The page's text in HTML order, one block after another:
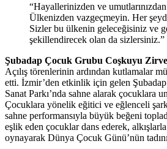
“Hayallerinizden ve
Ülkenizden vazgeçmeyin. Her
Sizler bu ülkenin geleceğisiniz ve
şekillendirecek olan da sizlersiniz.”
Şubadap Çocuk Grubu Coşkuyu
Açılış törenlerinin ardından kutlamalar
etti. İzmir’den etkinlik için gelen
Sanat Parkı’nda sahne alarak çocuklara
Çocuklara yönelik eğitici ve eğlenceli
sahne performansıyla büyük beğeni
eşlik eden çocuklar dans ederek,
oynayarak Dünya Çocuk Günü’nün tadını